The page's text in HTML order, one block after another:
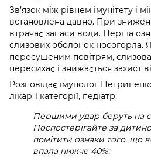
Зв’язок між рівнем імунітету і
встановлена давно. При
втрачає запаси води. Перша
слизових оболонок носогорла.
пересушеним повітрям,
пересихає і знижається захист
Розповідає імунолог
лікар 1 категорії, педіатр:
Першими удар беруть на
Поспостерігайте за
помітити ознаки того, що
впала нижче 40%: